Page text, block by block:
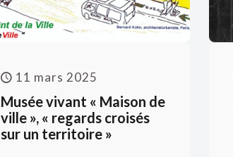
11 mars 2025
Musée vivant « Maison de
ville », « regards croisés
sur un territoire »